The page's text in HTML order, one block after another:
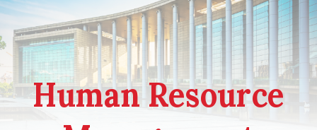
Human Resource